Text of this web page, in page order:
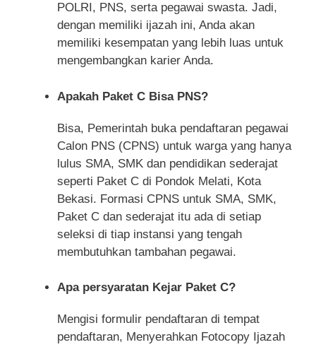
POLRI, PNS, serta pegawai swasta. Jadi,
dengan memiliki ijazah ini, Anda akan
memiliki kesempatan yang lebih luas untuk
mengembangkan karier Anda.
Apakah Paket C Bisa PNS?
Bisa, Pemerintah buka pendaftaran pegawai
Calon PNS (CPNS) untuk warga yang hanya
lulus SMA, SMK dan pendidikan sederajat
seperti Paket C di Pondok Melati, Kota
Bekasi. Formasi CPNS untuk SMA, SMK,
Paket C dan sederajat itu ada di setiap
seleksi di tiap instansi yang tengah
membutuhkan tambahan pegawai.
Apa persyaratan Kejar Paket C?
Mengisi formulir pendaftaran di tempat
pendaftaran, Menyerahkan Fotocopy Ijazah